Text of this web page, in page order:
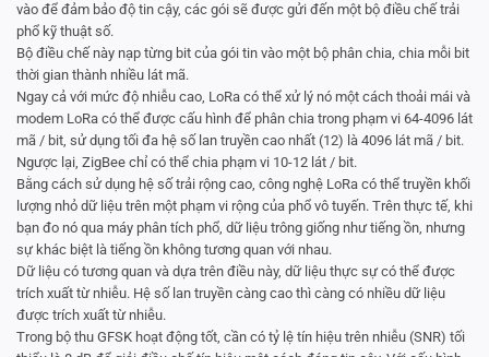
vào để đảm bảo độ tin cậy, các gói sẽ được gửi đến một bộ điều chế trải
phổ kỹ thuật số.
Bộ điều chế này nạp từng bit của gói tin vào một bộ phân chia, chia mỗi bit
thời gian thành nhiều lát mã.
Ngay cả với mức độ nhiễu cao, LoRa có thể xử lý nó một cách thoải mái và
modem LoRa có thể được cấu hình để phân chia trong phạm vi 64-4096 lát
mã / bit, sử dụng tối đa hệ số lan truyền cao nhất (12) là 4096 lát mã / bit.
Ngược lại, ZigBee chỉ có thể chia phạm vi 10-12 lát / bit.
Bằng cách sử dụng hệ số trải rộng cao, công nghệ LoRa có thể truyền khối
lượng nhỏ dữ liệu trên một phạm vi rộng của phổ vô tuyến. Trên thực tế, khi
bạn đo nó qua máy phân tích phổ, dữ liệu trông giống như tiếng ồn, nhưng
sự khác biệt là tiếng ồn không tương quan với nhau.
Dữ liệu có tương quan và dựa trên điều này, dữ liệu thực sự có thể được
trích xuất từ ​​nhiễu. Hệ số lan truyền càng cao thì càng có nhiều dữ liệu
được trích xuất từ ​​nhiễu.
Trong bộ thu GFSK hoạt động tốt, cần có tỷ lệ tín hiệu trên nhiễu (SNR) tối